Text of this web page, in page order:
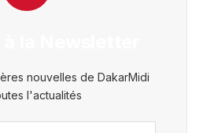
nouvelles de DakarMidi
l'actualités